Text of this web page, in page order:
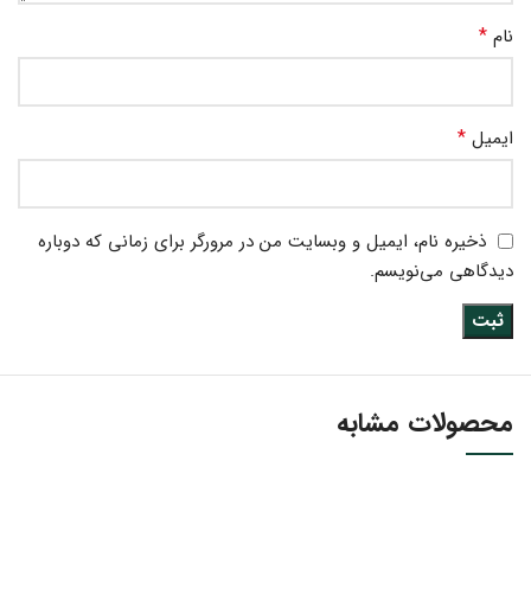
نام *
ایمیل *
ذخیره نام، ایمیل و وبسایت من در مرورگر برای زمانی که دوباره
دیدگاهی می‌نویسم.
محصولات مشابه